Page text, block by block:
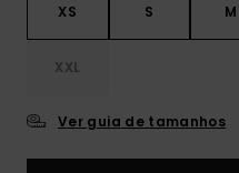
XS S M
XXL
Ver guia de tamanhos